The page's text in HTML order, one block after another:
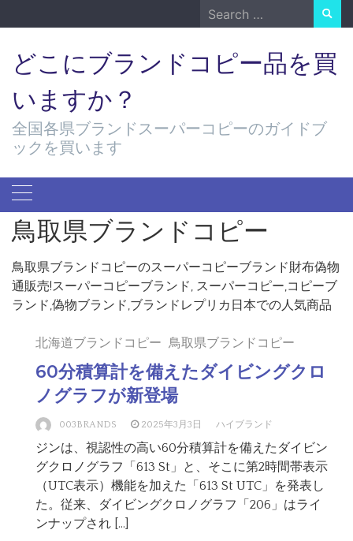
to
Search
for:
どこにブランドコピー品を買
いますか？
全国各県ブランドスーパーコピーのガイドブ
ックを買います
鳥取県ブランドコピー
鳥取県ブランドコピーのスーパーコピーブランド財布偽物
通販売!スーパーコピーブランド, スーパーコピー,コピーブ
ランド,偽物ブランド,ブランドレプリカ日本での人気商品
北海道ブランドコピー 鳥取県ブランドコピー
60分積算計を備えたダイビングクロ
ノグラフが新登場
003BRANDS 2025年3月3日 ハイブランド
ジンは、視認性の高い60分積算計を備えたダイビン
グクロノグラフ「613 St」と、そこに第2時間帯表示
（UTC表示）機能を加えた「613 St UTC」を発表し
た。従来、ダイビングクロノグラフ「206」はライ
ンナップされ […]